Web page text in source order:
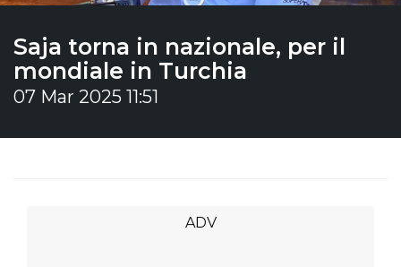
Saja torna in nazionale, per il
mondiale in Turchia
07 Mar 2025 11:51